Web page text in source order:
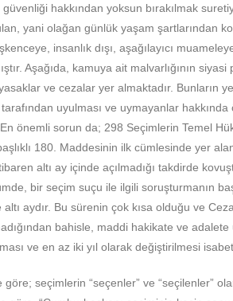
hakkından yoksun bırakılmak
yani olağan günlük yaşam şartlarından
insanlık dışı, aşağılayıcı
Aşağıda, kamuya ait malvarlığının
ve cezalar yer almaktadır. Bunların
uyulması ve uymayanlar
En önemli sorun da; 298 Seçimlerin Temel
180. Maddesinin ilk cümlesinde yer
altı ay içinde açılmadığı takdirde
bir seçim suçu ile ilgili soruşturmanın
aydır. Bu sürenin çok kısa olduğu ve
bahisle, maddi hakikate ve
ve en az iki yıl olarak değiştirilmesi
göre; seçimlerin “seçenler” ve “seçilenler”